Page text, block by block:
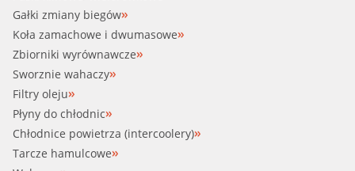
Gałki zmiany biegów
Koła zamachowe i dwumasowe
Zbiorniki wyrównawcze
Sworznie wahaczy
Filtry oleju
Płyny do chłodnic
Chłodnice powietrza (intercoolery)
Tarcze hamulcowe